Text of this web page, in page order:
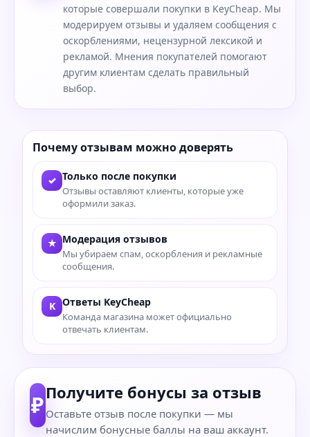
которые совершали покупки в KeyCheap. Мы
модерируем отзывы и удаляем сообщения с
оскорблениями, нецензурной лексикой и
рекламой. Мнения покупателей помогают
другим клиентам сделать правильный
выбор.
Почему отзывам можно доверять
✓ Только после покупки
Отзывы оставляют клиенты, которые уже
оформили заказ.
★ Модерация отзывов
Мы убираем спам, оскорбления и рекламные
сообщения.
K Ответы KeyCheap
Команда магазина может официально
отвечать клиентам.
₽Получите бонусы за отзыв
Оставьте отзыв после покупки — мы
начислим бонусные баллы на ваш аккаунт.